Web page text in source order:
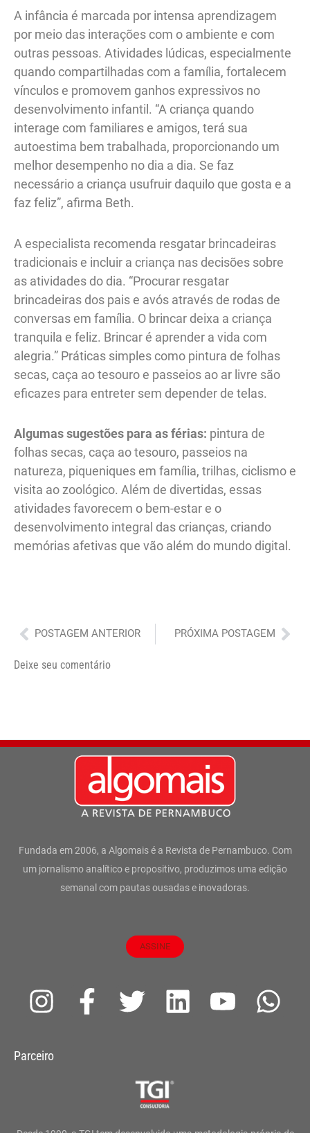
A infância é marcada por intensa aprendizagem
por meio das interações com o ambiente e com
outras pessoas. Atividades lúdicas, especialmente
quando compartilhadas com a família, fortalecem
vínculos e promovem ganhos expressivos no
desenvolvimento infantil. “A criança quando
interage com familiares e amigos, terá sua
autoestima bem trabalhada, proporcionando um
melhor desempenho no dia a dia. Se faz
necessário a criança usufruir daquilo que gosta e a
faz feliz”, afirma Beth.
A especialista recomenda resgatar brincadeiras
tradicionais e incluir a criança nas decisões sobre
as atividades do dia. “Procurar resgatar
brincadeiras dos pais e avós através de rodas de
conversas em família. O brincar deixa a criança
tranquila e feliz. Brincar é aprender a vida com
alegria.” Práticas simples como pintura de folhas
secas, caça ao tesouro e passeios ao ar livre são
eficazes para entreter sem depender de telas.
Algumas sugestões para as férias: pintura de
folhas secas, caça ao tesouro, passeios na
natureza, piqueniques em família, trilhas, ciclismo e
visita ao zoológico. Além de divertidas, essas
atividades favorecem o bem-estar e o
desenvolvimento integral das crianças, criando
memórias afetivas que vão além do mundo digital.
Anterior
POSTAGEM ANTERIOR PRÓXIMA POSTAGEM
Deixe seu comentário
Fundada em 2006, a Algomais é a Revista de Pernambuco. Com
um jornalismo analítico e propositivo, produzimos uma edição
semanal com pautas ousadas e inovadoras.
ASSINE
I
s
F
a
T
t
L
Y
W
Parceiro